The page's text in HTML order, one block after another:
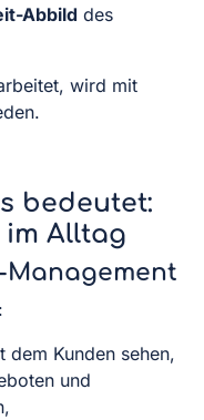
Abbild des
wird mit
bedeutet:
im Alltag
Kunden sehen,
und